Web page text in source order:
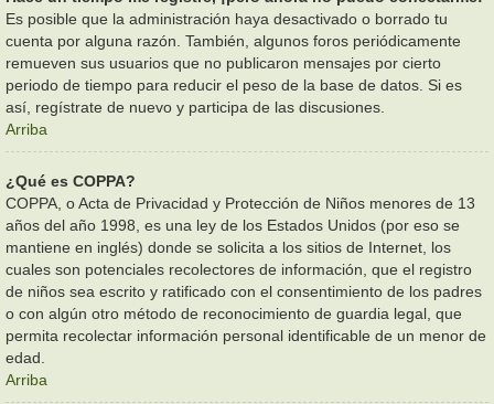
Es posible que la administración haya desactivado o borrado tu
cuenta por alguna razón. También, algunos foros periódicamente
remueven sus usuarios que no publicaron mensajes por cierto
periodo de tiempo para reducir el peso de la base de datos. Si es
así, regístrate de nuevo y participa de las discusiones.
Arriba
¿Qué es COPPA?
COPPA, o Acta de Privacidad y Protección de Niños menores de 13
años del año 1998, es una ley de los Estados Unidos (por eso se
mantiene en inglés) donde se solicita a los sitios de Internet, los
cuales son potenciales recolectores de información, que el registro
de niños sea escrito y ratificado con el consentimiento de los padres
o con algún otro método de reconocimiento de guardia legal, que
permita recolectar información personal identificable de un menor de
edad.
Arriba